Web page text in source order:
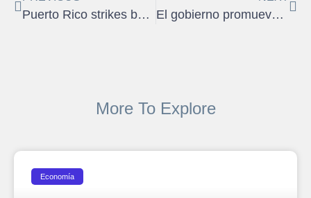
Puerto Rico strikes back El gobierno promueve Zonas de Oportunidad
More To Explore
Economía